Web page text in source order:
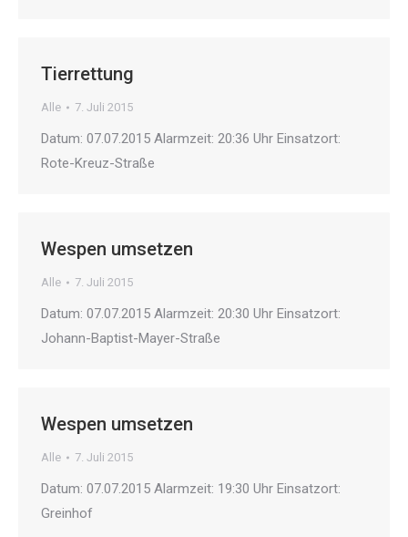
Tierrettung
Alle 7. Juli 2015
Datum: 07.07.2015 Alarmzeit: 20:36 Uhr Einsatzort:
Rote-Kreuz-Straße
Wespen umsetzen
Alle 7. Juli 2015
Datum: 07.07.2015 Alarmzeit: 20:30 Uhr Einsatzort:
Johann-Baptist-Mayer-Straße
Wespen umsetzen
Alle 7. Juli 2015
Datum: 07.07.2015 Alarmzeit: 19:30 Uhr Einsatzort:
Greinhof